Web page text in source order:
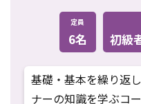
定員
6名 初級
基礎・基本を繰り返
ナーの知識を学ぶコ